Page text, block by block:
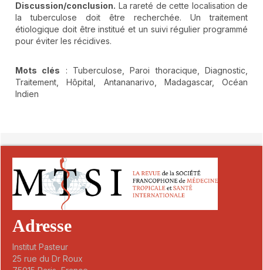
Discussion/conclusion. La rareté de cette localisation de
la tuberculose doit être recherchée. Un traitement
étiologique doit être institué et un suivi régulier programmé
pour éviter les récidives.
Mots clés : Tuberculose, Paroi thoracique, Diagnostic,
Traitement, Hôpital, Antananarivo, Madagascar, Océan
Indien
Adresse
Institut Pasteur
25 rue du Dr Roux